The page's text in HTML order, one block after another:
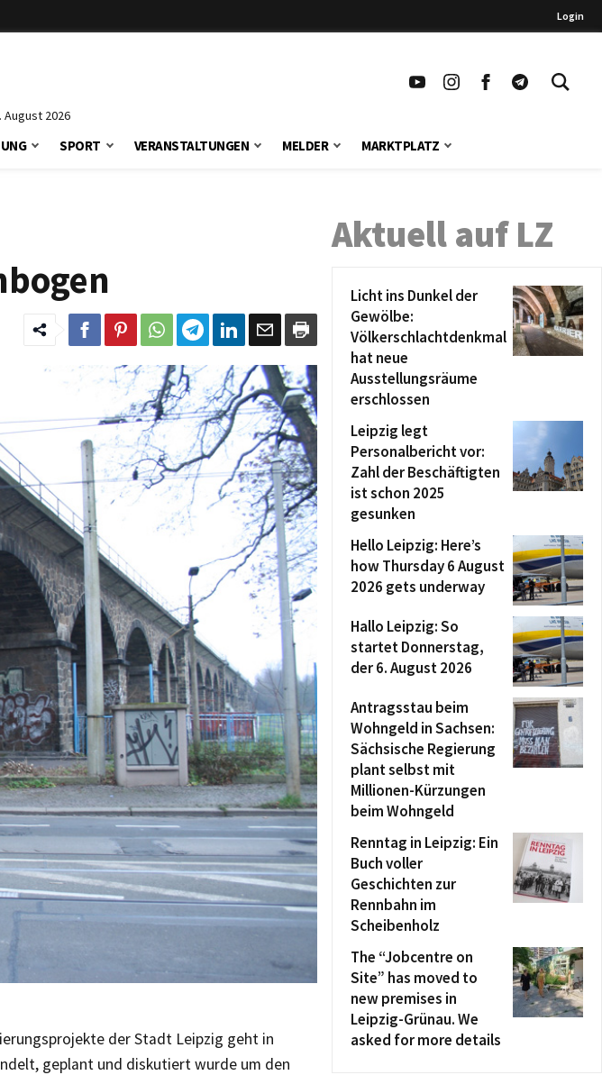
Login
2026
SPORT VERANSTALTUNGEN MELDER MARKTPLATZ
der Stadt Leipzig geht in
geplant und diskutiert wurde um den
Aktuell auf LZ
Licht ins Dunkel der
Gewölbe:
Völkerschlachtdenkmal
hat neue
Ausstellungsräume
erschlossen
Leipzig legt
Personalbericht vor:
Zahl der Beschäftigten
ist schon 2025
gesunken
Hello Leipzig: Here’s
how Thursday 6 August
2026 gets underway
Hallo Leipzig: So
startet Donnerstag,
der 6. August 2026
Antragsstau beim
Wohngeld in Sachsen:
Sächsische Regierung
plant selbst mit
Millionen-Kürzungen
beim Wohngeld
Renntag in Leipzig: Ein
Buch voller
Geschichten zur
Rennbahn im
Scheibenholz
The “Jobcentre on
Site” has moved to
new premises in
Leipzig-Grünau. We
asked for more details